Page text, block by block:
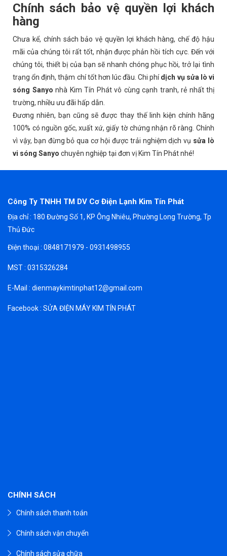
Chính sách bảo vệ quyền lợi khách
hàng
Chưa kể, chính sách bảo vệ quyền lợi khách hàng, chế độ hậu
mãi của chúng tôi rất tốt, nhận được phản hồi tích cực. Đến với
chúng tôi, thiết bị của bạn sẽ nhanh chóng phục hồi, trở lại tình
trạng ổn định, thậm chí tốt hơn lúc đầu. Chi phídịch vụ sửa lò vi
sóng Sanyo nhà Kim Tín Phát vô cùng cạnh tranh, rẻ nhất thị
trường, nhiều ưu đãi hấp dẫn.
Đương nhiên, bạn cũng sẽ được thay thế linh kiện chính hãng
100% có nguồn gốc, xuất xứ, giấy tờ chứng nhận rõ ràng. Chính
vì vậy, bạn đừng bỏ qua cơ hội được trải nghiệm dịch vụ sửa lò
vi sóng Sanyo chuyên nghiệp tại đơn vị Kim Tín Phát nhé!
Công Ty TNHH TM DV Cơ Điện Lạnh Kim Tín Phát
Địa chỉ : 180 Đường Số 1, KP Ông Nhiêu, Phường Long Trường, Tp
Thủ Đức
Điện thoại : 0848171979 - 0931498955
MST : 0315326284
E-Mail : dienmaykimtinphat12@gmail.com
Facebook : SỬA ĐIỆN MÁY KIM TÍN PHÁT
CHÍNH SÁCH
Chính sách thanh toán
Chính sách vận chuyển
Chính sách sửa chữa